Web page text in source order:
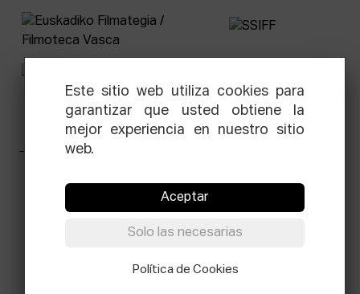
Tabakalera · Andre zigarrogileak plaza, 1
T.0034 943 545 005
Este sitio web utiliza cookies para
garantizar que usted obtiene la
mejor experiencia en nuestro sitio
web.
Aceptar
Solo las necesarias
Política de Cookies